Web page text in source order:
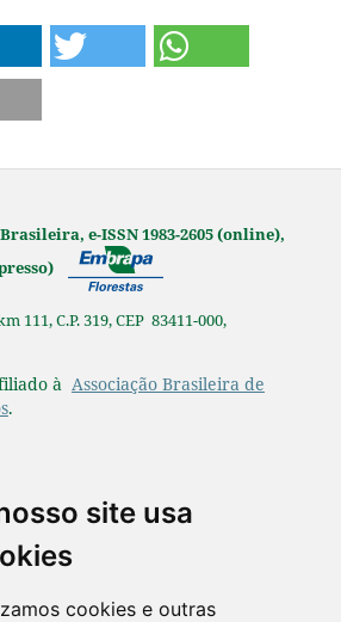
site usa
cookies e outras
e-ISSN 1983-2605 (online),
111, C.P. 319, CEP 83411-000,
à Associação Brasileira de
.
disponibilizados de acordo
Creative Commons Atribuição-
4.0 Internacional